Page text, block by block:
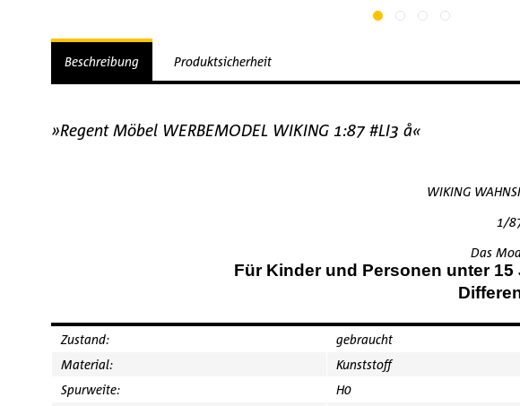
Beschreibung Produktsicherheit
»Regent Möbel WERBEMODEL WIKING 1:87 #LI3 å«
WIKING
1/
Das
Für Kinder und Personen unter
Zustand:
gebraucht
Material:
Kunststoff
Spurweite:
H0